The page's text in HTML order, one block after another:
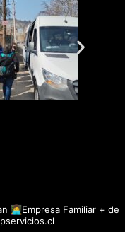
👩‍💻Empresa Familiar + de